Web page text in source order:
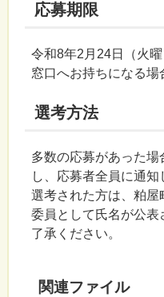
応募期限
令和8年2月24日（火
窓口へお持ちになる場
選考方法
多数の応募があった
し、応募者全員に通知
選考された方は、粕屋
委員として氏名が公
了承ください。
関連ファイル